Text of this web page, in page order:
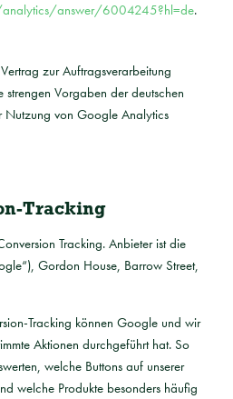
answer/6004245?hl=de.
zur Auftragsverarbeitung
strengen Vorgaben der deutschen
Nutzung von Google Analytics
Tracking
Tracking. Anbieter ist die
Gordon House, Barrow Street,
Tracking können Google und wir
Aktionen durchgeführt hat. So
welche Buttons auf unserer
welche Produkte besonders häufig